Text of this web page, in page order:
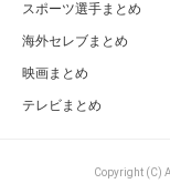
スポーツ選手まとめ
海外セレブまとめ
映画まとめ
テレビまとめ
Copyright (C)